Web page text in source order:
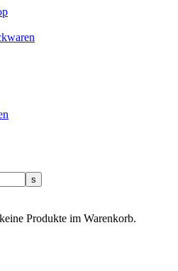
Produkte im Warenkorb.